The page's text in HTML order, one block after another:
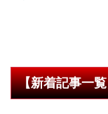
【新着記事一